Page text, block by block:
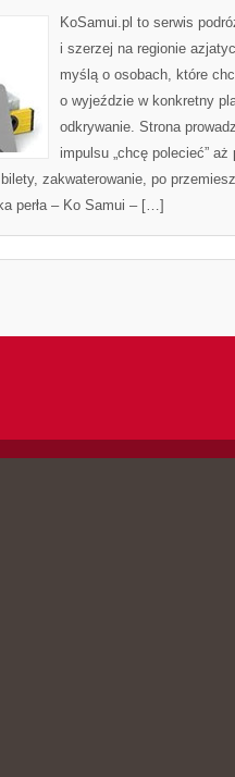
KoSamui.pl to serwis
i szerzej na regionie
myślą o osobach, które
o wyjeździe w konkretny
odkrywanie. Strona
impulsu „chcę polecieć”
zakwaterowanie, po
perła – Ko Samui – […]